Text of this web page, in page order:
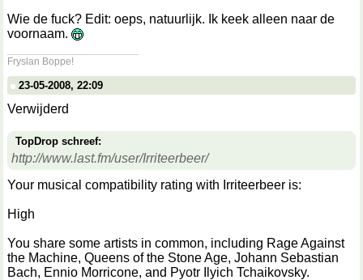
Wie de fuck? Edit: oeps, natuurlijk. Ik keek alleen naar de
voornaam.
Fryslan Boppe!
23-05-2008, 22:09
Verwijderd
TopDrop schreef:
http://www.last.fm/user/Irriteerbeer/
Your musical compatibility rating with Irriteerbeer is:
High
You share some artists in common, including Rage Against
the Machine, Queens of the Stone Age, Johann Sebastian
Bach, Ennio Morricone, and Pyotr Ilyich Tchaikovsky.